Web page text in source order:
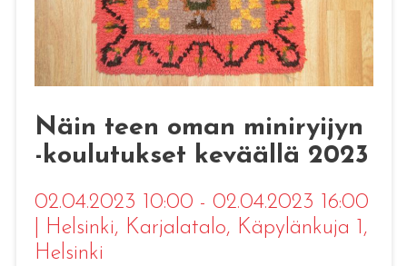
Näin teen oman miniryijyn
-koulutukset keväällä 2023
02.04.2023 10:00 - 02.04.2023 16:00
Helsinki, Karjalatalo, Käpylänkuja 1,
Helsinki